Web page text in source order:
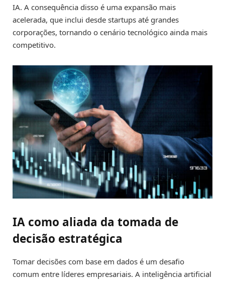
IA. A consequência disso é uma expansão mais
acelerada, que inclui desde startups até grandes
corporações, tornando o cenário tecnológico ainda mais
competitivo.
IA como aliada da tomada de
decisão estratégica
Tomar decisões com base em dados é um desafio
comum entre líderes empresariais. A inteligência artificial